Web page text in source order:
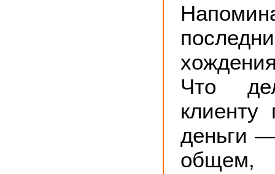
Что
клиенту
деньги
общем,